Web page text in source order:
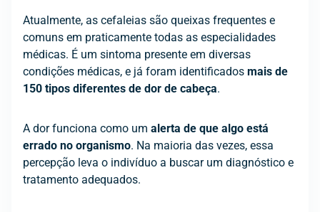
Atualmente, as cefaleias são queixas frequentes e
comuns em praticamente todas as especialidades
médicas. É um sintoma presente em diversas
condições médicas, e já foram identificados mais de
150 tipos diferentes de dor de cabeça.
A dor funciona como um alerta de que algo está
errado no organismo. Na maioria das vezes, essa
percepção leva o indivíduo a buscar um diagnóstico e
tratamento adequados.